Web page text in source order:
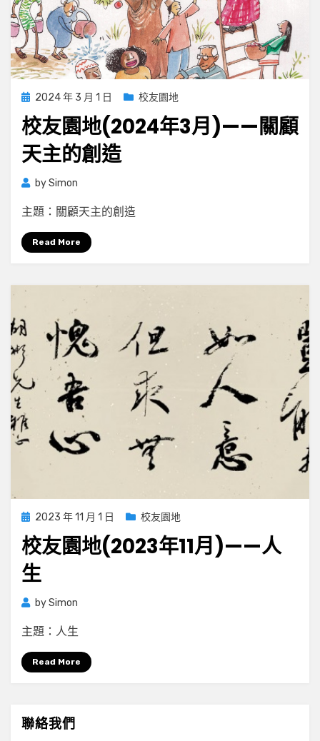
Posted
on
2024 年 3 月 1 日 校友園地
校友園地(2024年3月)——關顧
天主的創造
bySimon
主題：關顧天主的創造
Read More
Posted
on
2023 年 11 月 1 日 校友園地
校友園地(2023年11月)——人
生
bySimon
主題：人生
Read More
聯絡我們